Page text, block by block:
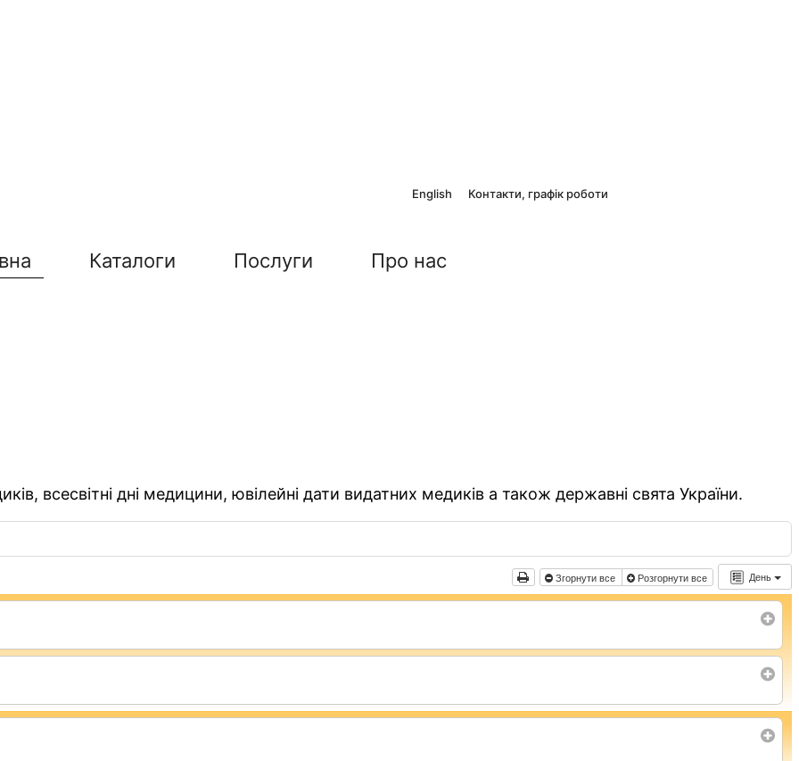
English Контакти, графік роботи
Каталоги Послуги Про нас
всесвітні дні медицини, ювілейні дати видатних медиків а також державні свята України.
День
Згорнути все Розгорнути все